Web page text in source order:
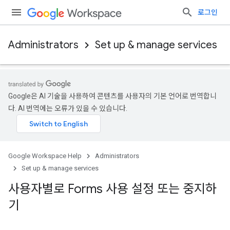
로그인
Administrators Set up & manage services
Google은 AI 기술을 사용하여 콘텐츠를 사용자의 기본 언어로 번역합니
다. AI 번역에는 오류가 있을 수 있습니다.
Google Workspace Help
Administrators
Set up & manage services
사용자별로 Forms 사용 설정 또는 중지하
기